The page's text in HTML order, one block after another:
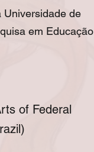
Universidade de
em
of Federal